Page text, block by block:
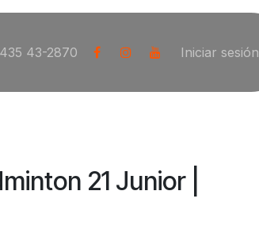
43-2870 Iniciar sesión
21 Junior |